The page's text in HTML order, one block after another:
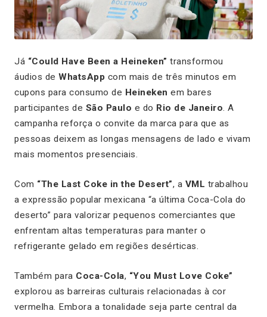
Já “Could Have Been a Heineken” transformou
áudios de WhatsApp com mais de três minutos em
cupons para consumo de Heineken em bares
participantes de São Paulo e do Rio de Janeiro. A
campanha reforça o convite da marca para que as
pessoas deixem as longas mensagens de lado e vivam
mais momentos presenciais.
Com “The Last Coke in the Desert”, a VML trabalhou
a expressão popular mexicana “a última Coca-Cola do
deserto” para valorizar pequenos comerciantes que
enfrentam altas temperaturas para manter o
refrigerante gelado em regiões desérticas.
Também para Coca-Cola, “You Must Love Coke”
explorou as barreiras culturais relacionadas à cor
vermelha. Embora a tonalidade seja parte central da